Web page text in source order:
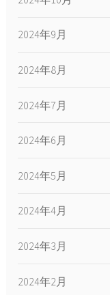
2024年9月
2024年8月
2024年7月
2024年6月
2024年5月
2024年4月
2024年3月
2024年2月